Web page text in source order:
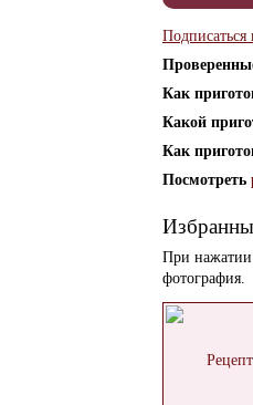
Подписаться
Как
Какой
Как
Посмотреть
При нажатии
фотография.